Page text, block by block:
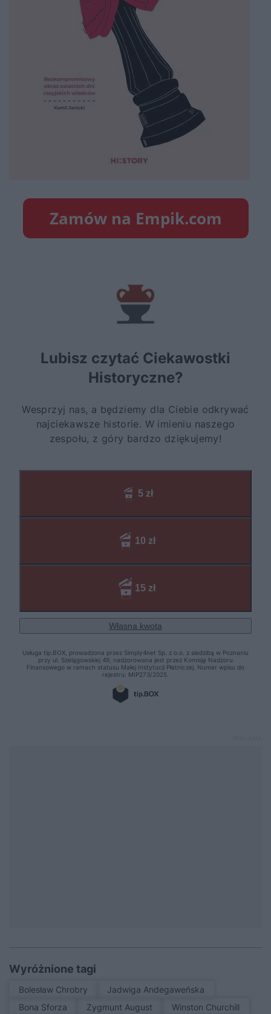
Wyróżnione tagi
Bolesław Chrobry
Jadwiga Andegaweńska
Bona Sforza
Zygmunt August
Winston Churchill